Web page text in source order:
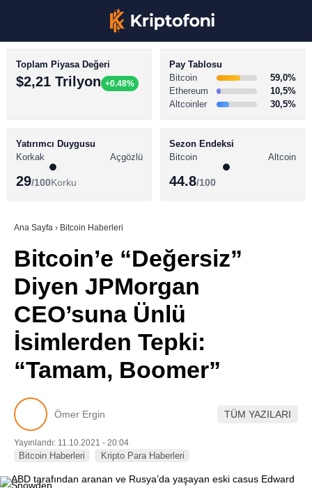
Youtube
LinkedIn
Telegram
BİTCOİN HABERLERİ
ALTCOİN HABERLERİ
SÖZLÜK
Toplam Piyasa Değeri
$2,21 Trilyon +0.48%
Pay Tablosu
Bitcoin
59,0%
Ethereum
10,5%
Altcoinler
30,5%
Yatırımcı Duygusu
Korkak
Açgözlü
29/100Korku
Sezon Endeksi
Bitcoin
Altcoin
44.8/100
Ana Sayfa › Bitcoin Haberleri
Bitcoin’e “Değersiz”
Diyen JPMorgan
CEO’suna Ünlü
İsimlerden Tepki:
“Tamam, Boomer”
Ömer Ergin TÜM YAZILARI
Yayınlandı: 11.10.2021 - 20:04
Bitcoin Haberleri Kripto Para Haberleri